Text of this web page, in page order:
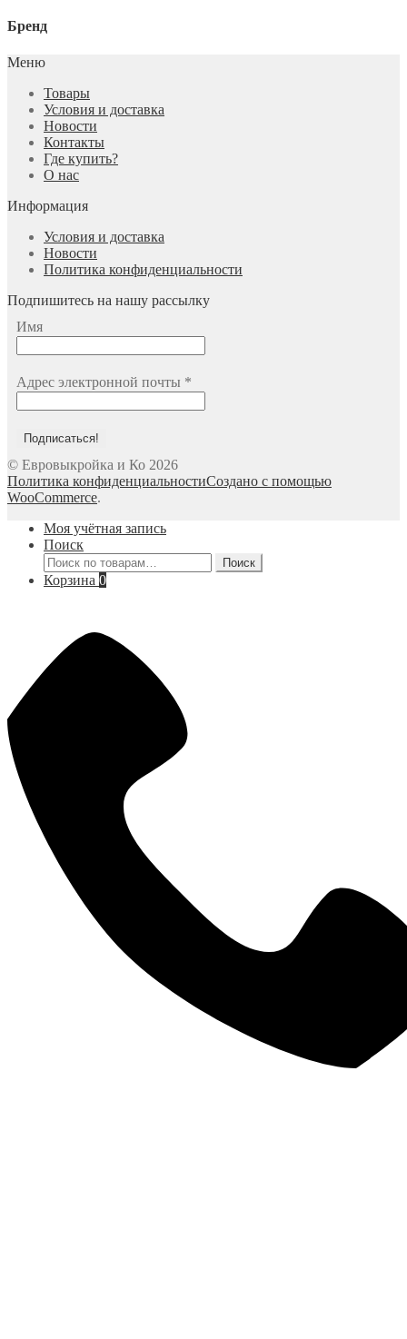
Бренд
Меню
Товары
Условия и доставка
Новости
Контакты
Где купить?
О нас
Информация
Условия и доставка
Новости
Политика конфиденциальности
Подпишитесь на нашу рассылку
Имя
Адрес электронной почты *
© Евровыкройка и Ко 2026
Политика конфиденциальностиСоздано с помощью
WooCommerce.
Моя учётная запись
Поиск
Искать:
Поиск
Корзина 0